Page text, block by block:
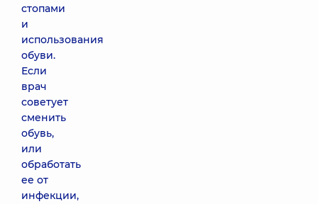
стопами
и
использования
обуви.
Если
врач
советует
сменить
обувь,
или
обработать
ее от
инфекции,